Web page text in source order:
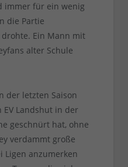
immer für ein wenig
die Partie
Ein Mann mit
alter Schule
der letzten Saison
Landshut in der
geschnürt hat, ohne
verdammt große
Ligen anzumerken